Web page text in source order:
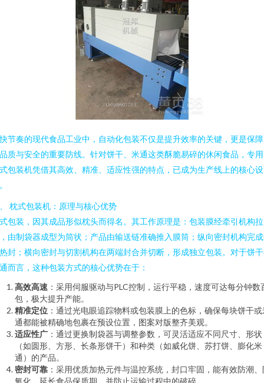
节奏的现代食品工业中，自动化包装不仅是提升效率的关键，更是保
质与安全的重要防线。针对饼干、米通这类酥脆易碎的休闲食品，专
包装机凭借其高效、精准、适应性强的特点，已成为生产线上的核心设
枕式包装机：原理与核心优势
包装，因其成品形似枕头而得名。其工作原理是：包装膜经牵引机构拉
由制袋器成型为筒状；产品由输送链准确推入膜筒；纵向密封机构完
封；横向密封与切割机构在两端封合并切断，形成独立包装。对于饼
而言，这种包装方式的核心优势在于：
高效高速 ：采用伺服驱动与PLC控制，运行平稳，速度可达每分钟数
包，极大提升产能。
精准定位 ：通过光电眼追踪物料或包装膜上的色标，确保每块饼干或
通都能被精确地包裹在预设位置，图案对版整齐美观。
适应性广 ：通过更换制袋器与调整参数，可灵活适应不同尺寸、形状
（如圆形、方形、长条形饼干）和种类（如威化饼、苏打饼、膨化米
通）的产品。
密封可靠 ：采用优质加热元件与温控系统，封口牢固，能有效防潮、
氧化，延长食品保质期，并防止运输过程中的破碎。